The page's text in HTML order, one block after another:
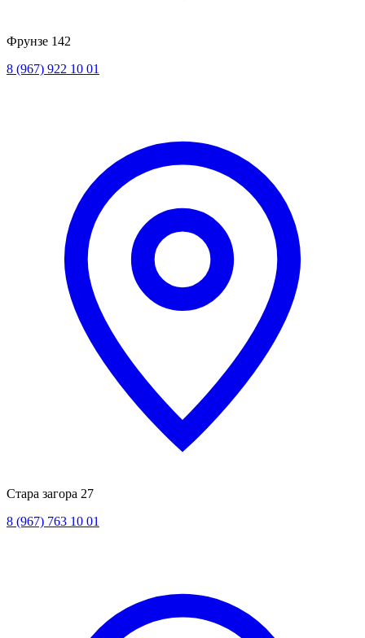
Фрунзе 142
8 (967) 922 10 01
Стара загора 27
8 (967) 763 10 01